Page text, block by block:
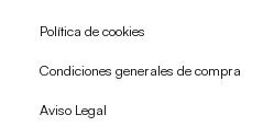
Política de cookies
Condiciones generales de compra
Aviso Legal